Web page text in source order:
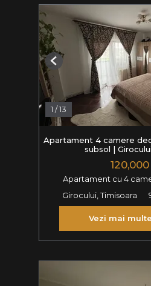
1 /13
Previous
Apartament 4 camere
subsol |
Apartament cu 4
Girocului, Timisoara
Vezi mai